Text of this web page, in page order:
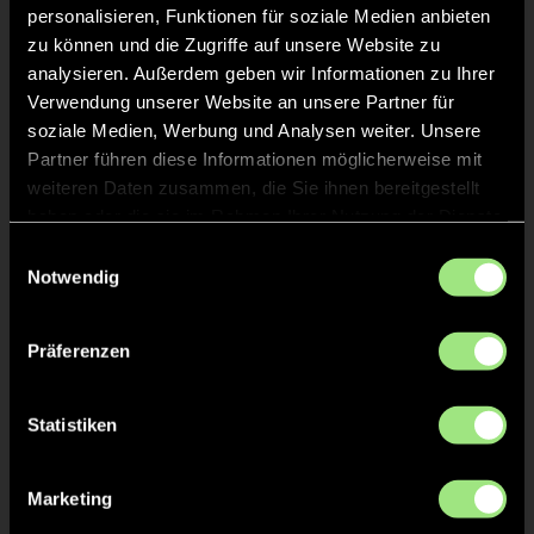
personalisieren, Funktionen für soziale Medien anbieten
zu können und die Zugriffe auf unsere Website zu
analysieren. Außerdem geben wir Informationen zu Ihrer
Verwendung unserer Website an unsere Partner für
soziale Medien, Werbung und Analysen weiter. Unsere
Partner führen diese Informationen möglicherweise mit
weiteren Daten zusammen, die Sie ihnen bereitgestellt
Notwendig
Präferenzen
Statistiken
Marketing
Staff
Sebastian BRUNS
TW = Torwart & ETW = Ersatztorwart, K = Kapitän